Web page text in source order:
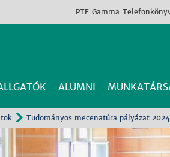
PTE Gamma
ALUMNI
Tudományos mecenatúra pályázat